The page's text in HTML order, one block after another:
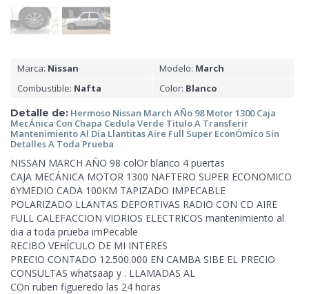
Marca: Nissan Modelo: March
Combustible: Nafta Color: Blanco
Detalle de: Hermoso Nissan March AÑo 98 Motor 1300 Caja
MecÁnica Con Chapa Cedula Verde Titulo A Transferir
Mantenimiento Al Dia Llantitas Aire Full Super EconÓmico Sin
Detalles A Toda Prueba
NISSAN MARCH AÑO 98 colOr blanco 4 puertas
CAJA MECÁNICA MOTOR 1300 NAFTERO SUPER ECONOMICO
6YMEDIO CADA 100KM TAPIZADO IMPECABLE
POLARIZADO LLANTAS DEPORTIVAS RADIO CON CD AIRE
FULL CALEFACCION VIDRIOS ELECTRICOS mantenimiento al
dia a toda prueba imPecable
RECIBO VEHÍCULO DE MI INTERES
PRECIO CONTADO 12.500.000 EN CAMBA SIBE EL PRECIO
CONSULTAS whatsaap y . LLAMADAS AL
COn ruben figueredo las 24 horas